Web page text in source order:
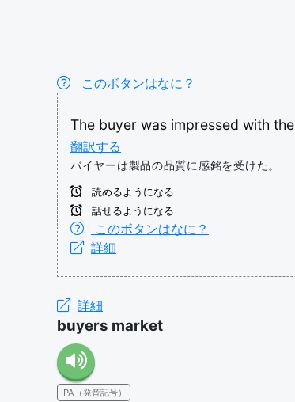
このボタンはなに？
The buyer was impressed with the
翻訳する
バイヤーは製品の品質に感銘を受けた。
読めるようになる
話せるようになる
このボタンはなに？
詳細
詳細
buyers market
IPA（発音記号）